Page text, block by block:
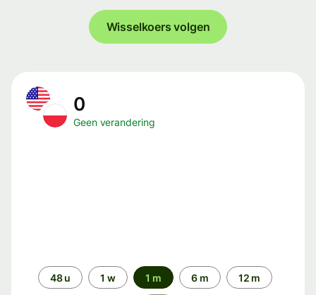
Wisselkoers volgen
0
Geen verandering
Periode48 u 1 w 1 m 6 m 12 m